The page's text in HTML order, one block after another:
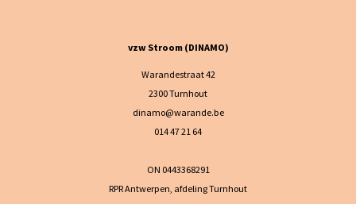
vzw Stroom (DINAMO)
Warandestraat 42
2300 Turnhout
dinamo@warande.be
014 47 21 64
ON 0443368291
RPR Antwerpen, afdeling Turnhout